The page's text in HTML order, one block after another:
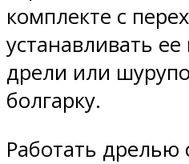
комплекте с
устанавливать ее
дрели или
болгарку.
Работать дрелью